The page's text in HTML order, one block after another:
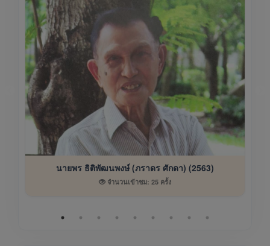
นายพร ธิติพัฒนพงษ์ (ภราดร ศักดา) (2563)
จำนวนเข้าชม: 25 ครั้ง